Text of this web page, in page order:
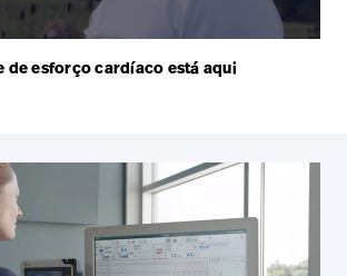
de esforço cardíaco está aqui